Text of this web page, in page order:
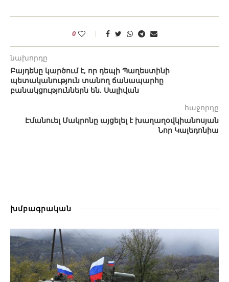
0
նախորդը
Բայդենը կարծում է, որ դեպի Պաղեստինի
պետականություն տանող ճանապարհը
բանակցություններն են. Սալիվան
հաջորդը
Էմանուել Մակրոնը այցելել է խաղաղօվկիանոսյան
Նոր Կալեդոնիա
խմբագրական